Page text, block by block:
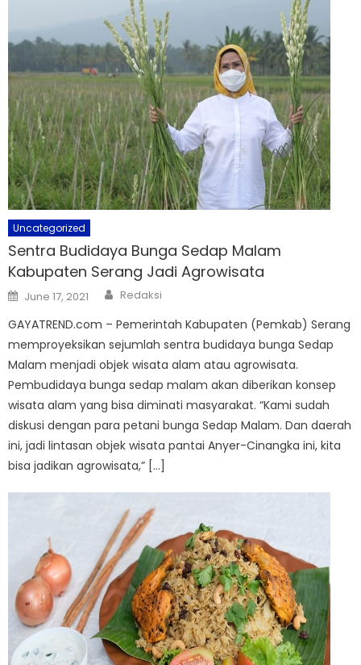
Uncategorized
Sentra Budidaya Bunga Sedap Malam
Kabupaten Serang Jadi Agrowisata
Posted
on
June 17, 2021 Author
Redaksi
GAYATREND.com – Pemerintah Kabupaten (Pemkab) Serang
memproyeksikan sejumlah sentra budidaya bunga Sedap
Malam menjadi objek wisata alam atau agrowisata.
Pembudidaya bunga sedap malam akan diberikan konsep
wisata alam yang bisa diminati masyarakat. “Kami sudah
diskusi dengan para petani bunga Sedap Malam. Dan daerah
ini, jadi lintasan objek wisata pantai Anyer-Cinangka ini, kita
bisa jadikan agrowisata,” […]